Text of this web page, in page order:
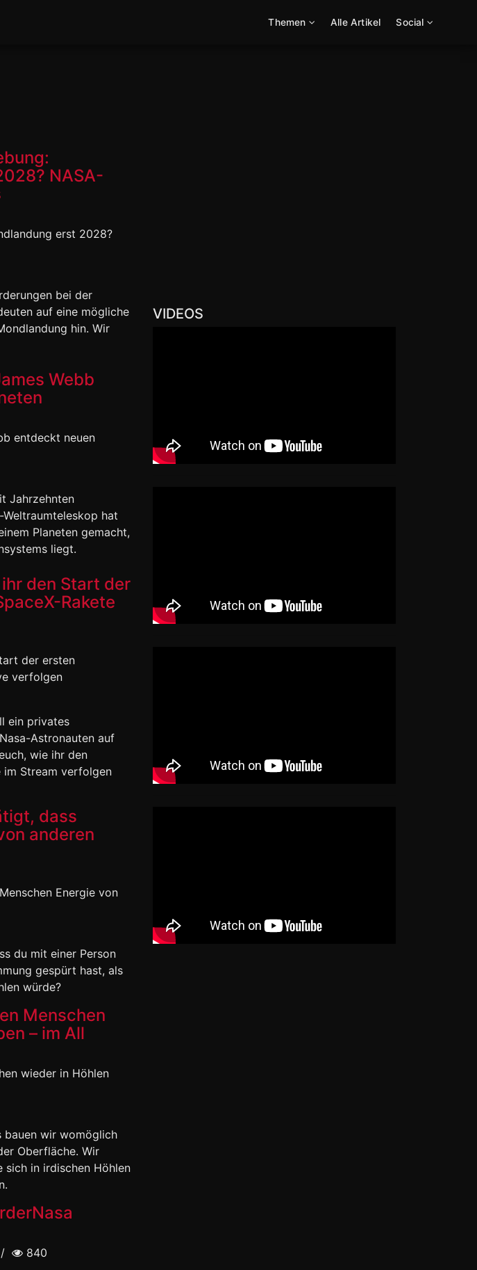
Themen Alle Artikel Social
NASA-
erst 2028?
bei der
auf eine mögliche
hin. Wir
Webb
entdeckt neuen
Jahrzehnten
hat
Planeten gemacht,
liegt.
den Start der
Rakete
der ersten
verfolgen
ein privates
Astronauten auf
wie ihr den
im Stream verfolgen
dass
anderen
Energie von
du mit einer Person
gespürt hast, als
würde?
Menschen
– im All
wieder in Höhlen
bauen wir womöglich
Oberfläche. Wir
sich in irdischen Höhlen
/
840
VIDEOS